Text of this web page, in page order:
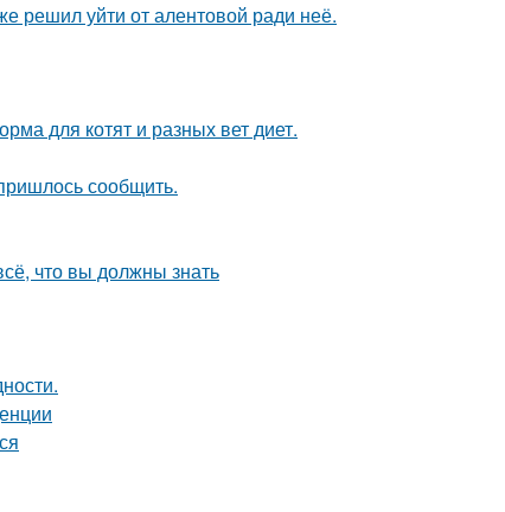
решил уйти от алентовой ради неё.
для котят и разных вет диет.
сообщить.
что вы должны знать